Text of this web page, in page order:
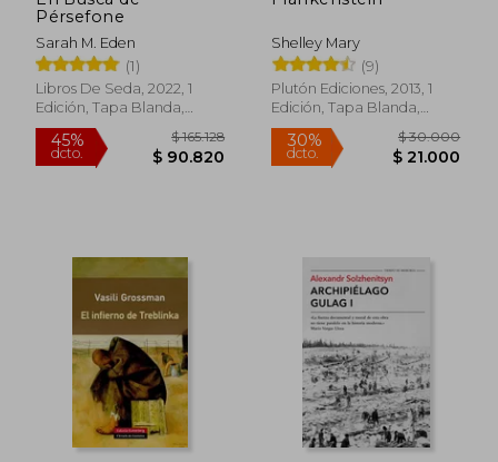
Rápido
Pérsefone
Sarah M. Eden
(1)
Libros De Seda, 2022, 1
Edición, Tapa Blanda,
Nuevo
Shelley Mary
(9)
Plutón Ediciones, 2013, 1
Edición, Tapa Blanda,
Nuevo